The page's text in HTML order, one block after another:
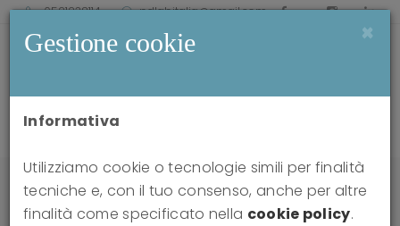
0521238114 pdlabitalia@gmail.com
news
Corso di alta formazione - Training TFP 2022
Gestione cookie ×
Informativa
Utilizziamo cookie o tecnologie simili per finalità
tecniche e, con il tuo consenso, anche per altre
finalità come specificato nella cookie policy.